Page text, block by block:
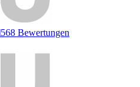
568 Bewertungen